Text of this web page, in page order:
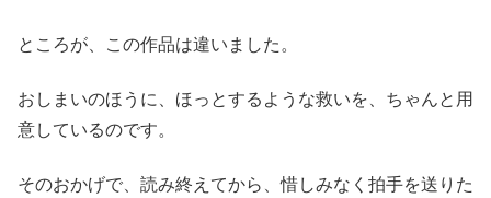
ところが、この作品は違いました。
おしまいのほうに、ほっとするような救いを、ちゃんと用
意しているのです。
そのおかげで、読み終えてから、惜しみなく拍手を送りた